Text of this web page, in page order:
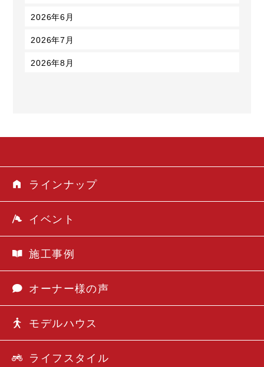
2026年6月
2026年7月
2026年8月
ラインナップ
イベント
施工事例
オーナー様の声
モデルハウス
ライフスタイル